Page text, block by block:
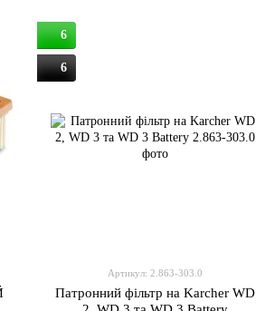
6
6
Артикул: 2.863-303.0
Патронний фільтр на Karcher WD